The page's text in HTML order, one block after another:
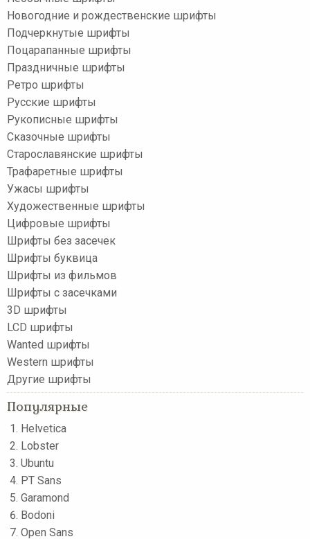
Новогодние и рождественские шрифты
Подчеркнутые шрифты
Поцарапанные шрифты
Праздничные шрифты
Ретро шрифты
Русские шрифты
Рукописные шрифты
Сказочные шрифты
Старославянские шрифты
Трафаретные шрифты
Ужасы шрифты
Художественные шрифты
Цифровые шрифты
Шрифты без засечек
Шрифты буквица
Шрифты из фильмов
Шрифты с засечками
3D шрифты
LCD шрифты
Wanted шрифты
Western шрифты
Другие шрифты
Популярные
Helvetica
Lobster
Ubuntu
PT Sans
Garamond
Bodoni
Open Sans